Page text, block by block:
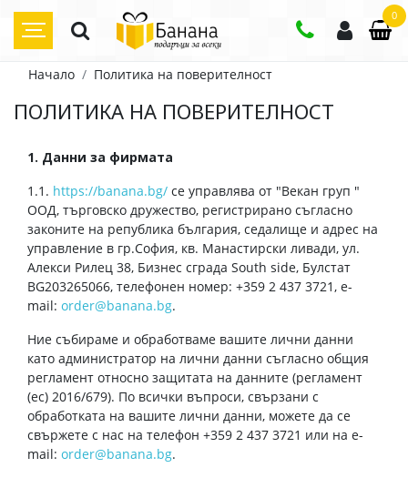
0
Начало Политика на поверителност
ПОЛИТИКА НА ПОВЕРИТЕЛНОСТ
1. Данни за фирмата
1.1. https://banana.bg/ се управлява от "Векан груп "
ООД, търговско дружество, регистрирано съгласно
законите на република българия, седалище и адрес на
управление в гр.София, кв. Манастирски ливади, ул.
Алекси Рилец 38, Бизнес сграда South side, Булстат
BG203265066, телефонен номер: +359 2 437 3721, e-
mail: order@banana.bg.
Ние събираме и обработваме вашите лични данни
като администратор на лични данни съгласно общия
регламент относно защитата на данните (регламент
(ес) 2016/679). По всички въпроси, свързани с
обработката на вашите лични данни, можете да се
свържете с нас на телефон +359 2 437 3721 или на e-
mail: order@banana.bg.